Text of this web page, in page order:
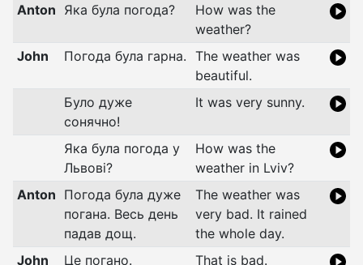
Anton Яка була погода?
How was the
weather?
John
Погода була гарна. The weather was
beautiful.
Було дуже
сонячно!
It was very sunny.
Яка була погода у
Львові?
How was the
weather in Lviv?
Anton Погода була дуже
погана. Весь день
падав дощ.
The weather was
very bad. It rained
the whole day.
John
Це погано. That is bad.